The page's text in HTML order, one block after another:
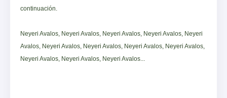
continuación.
Neyeri Avalos, Neyeri Avalos, Neyeri Avalos, Neyeri Avalos, Neyeri
Avalos, Neyeri Avalos, Neyeri Avalos, Neyeri Avalos, Neyeri Avalos,
Neyeri Avalos, Neyeri Avalos, Neyeri Avalos...